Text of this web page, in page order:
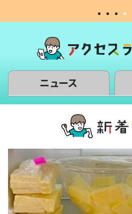
ニュース